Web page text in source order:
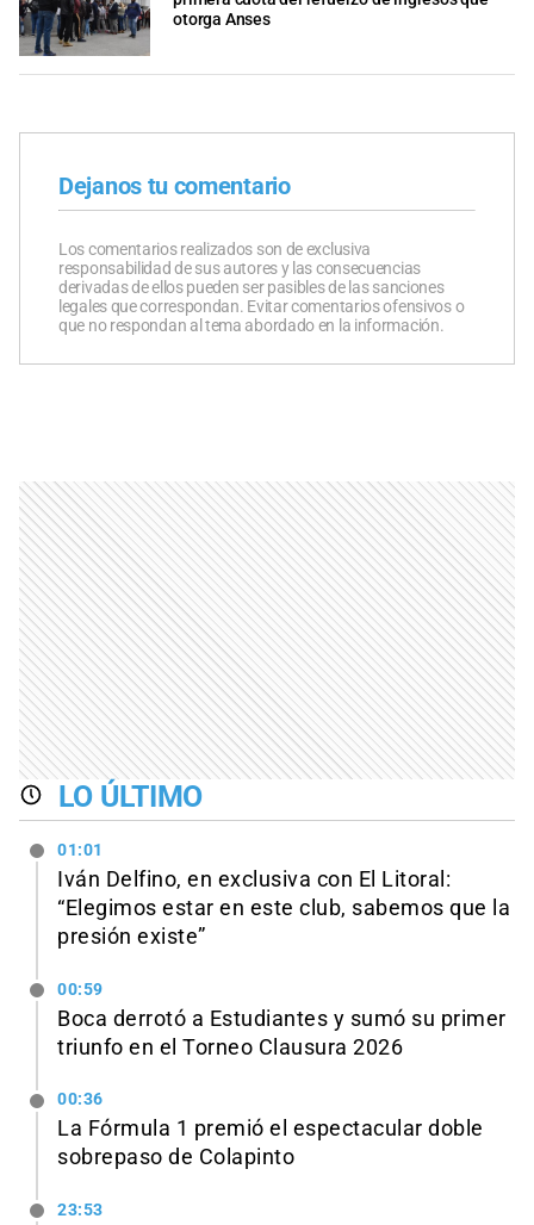
otorga Anses
Dejanos tu comentario
Los comentarios realizados son de exclusiva
responsabilidad de sus autores y las consecuencias
derivadas de ellos pueden ser pasibles de las sanciones
legales que correspondan. Evitar comentarios ofensivos o
que no respondan al tema abordado en la información.
LO ÚLTIMO
01:01
Iván Delfino, en exclusiva con El Litoral:
“Elegimos estar en este club, sabemos que la
presión existe”
00:59
Boca derrotó a Estudiantes y sumó su primer
triunfo en el Torneo Clausura 2026
00:36
La Fórmula 1 premió el espectacular doble
sobrepaso de Colapinto
23:53